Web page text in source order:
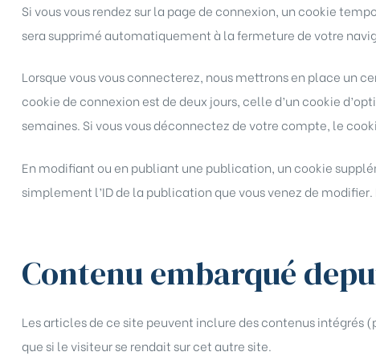
Si vous vous rendez sur la page de connexion, un cookie
sera supprimé automatiquement à la fermeture de votre
Lorsque vous vous connecterez, nous mettrons en place un
cookie de connexion est de deux jours, celle d’un cookie
semaines. Si vous vous déconnectez de votre compte, le
En modifiant ou en publiant une publication, un cookie
simplement l’ID de la publication que vous venez de modifier.
Contenu embarqué
Les articles de ce site peuvent inclure des contenus intégrés
que si le visiteur se rendait sur cet autre site.